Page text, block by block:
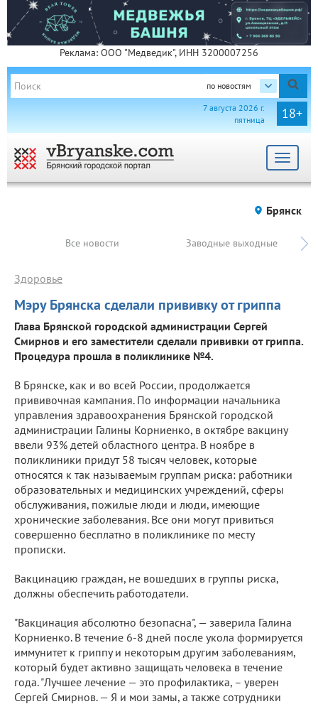
Реклама: ООО "Медведик", ИНН 3200007256
по новостям
18+
7 августа 2026 г.
пятница
Toggle
Брянск
Все новости Заводные выходные
Мэру Брянска сделали прививку от гриппа
Здоровье
Глава Брянской городской администрации Сергей
Смирнов и его заместители сделали прививки от гриппа.
Процедура прошла в поликлинике №4.
В Брянске, как и во всей России, продолжается
прививочная кампания. По информации начальника
управления здравоохранения Брянской городской
администрации Галины Корниенко, в октябре вакцину
ввели 93% детей областного центра. В ноябре в
поликлиники придут 58 тысяч человек, которые
относятся к так называемым группам риска: работники
образовательных и медицинских учреждений, сферы
обслуживания, пожилые люди и люди, имеющие
хронические заболевания. Все они могут привиться
совершенно бесплатно в поликлинике по месту
прописки.
Вакцинацию граждан, не вошедших в группы риска,
должны обеспечить работодатели.
"Вакцинация абсолютно безопасна", — заверила Галина
Корниенко. В течение 6-8 дней после укола формируется
иммунитет к гриппу и некоторым другим заболеваниям,
который будет активно защищать человека в течение
года. "Лучшее лечение — это профилактика, – уверен
Сергей Смирнов. — Я и мои замы, а также сотрудники